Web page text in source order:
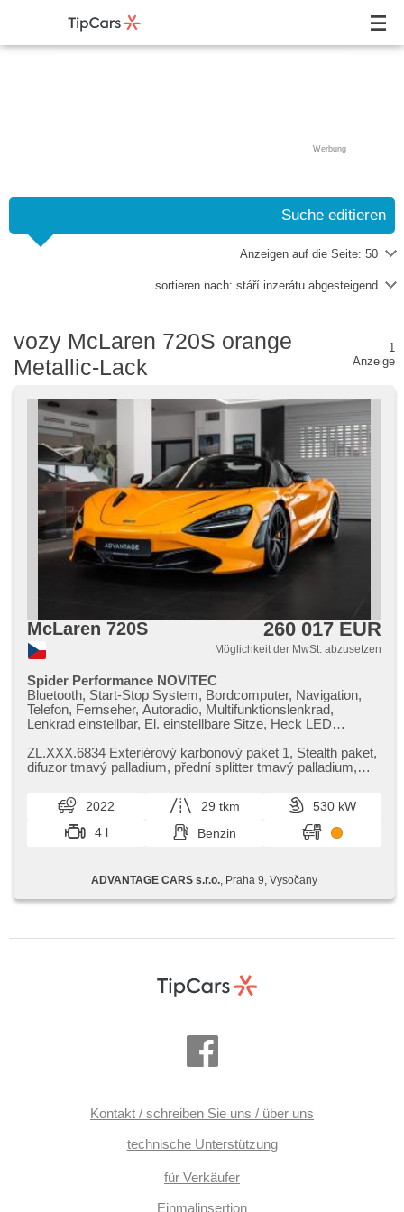
Werbung
Suche editieren
Anzeigen auf die Seite: 50
sortieren nach: stáří inzerátu abgesteigend
vozy McLaren 720S orange
Metallic-Lack
1
Anzeige
McLaren 720S 260 017 EUR
Möglichkeit der MwSt. abzusetzen
Spider Performance NOVITEC
Bluetooth, Start-Stop System, Bordcomputer, Navigation,
Telefon, Fernseher, Autoradio, Multifunktionslenkrad,
Lenkrad einstellbar, El. einstellbare Sitze, Heck LED
pádly pod volantem, Klimaautomatik, Panoramadach,
Vorderlichter LED, LED adaptivní světlomety, Tempomat,
'EURO VI'
ZL.XXX.6834 Exteriérový karbonový paket 1,​ Stealth paket,​
difuzor tmavý palladium,​ přední splitter tmavý palladium,​
2022 29 tkm
530 kW
4 l
Benzin
ADVANTAGE CARS s.r.o. , Praha 9, Vysočany
Kontakt / schreiben Sie uns / über uns
technische Unterstützung
für Verkäufer
Einmalinsertion